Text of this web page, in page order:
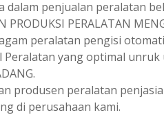
dalam penjualan peralatan
PRODUKSI PERALATAN
peralatan pengisi
Peralatan yang optimal
produsen peralatan
di perusahaan kami.